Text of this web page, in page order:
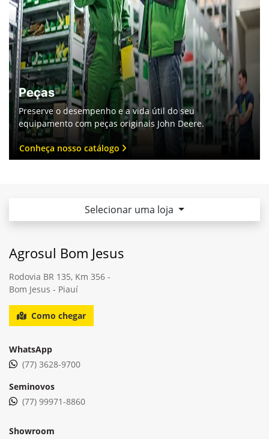
Peças
Preserve o desempenho e a vida útil do seu
equipamento com peças originais John Deere.
Conheça nosso catálogo
Selecionar uma loja
Agrosul Bom Jesus
Rodovia BR 135, Km 356 -
Bom Jesus - Piauí
Como chegar
WhatsApp
(77) 3628-9700
Seminovos
(77) 99971-8860
Showroom